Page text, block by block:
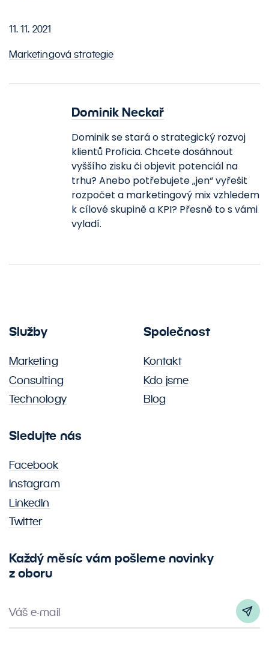
Marketingová strategie
11. 11. 2021
Dominik Neckař
Dominik se stará o strategický rozvoj
klientů Proficia. Chcete dosáhnout
vyššího zisku či objevit potenciál na
trhu? Anebo potřebujete „jen“ vyřešit
rozpočet a marketingový mix vzhledem
k cílové skupině a KPI? Přesně to s vámi
vyladí.
Služby
Marketing
Consulting
Technology
Společnost
Kontakt
Kdo jsme
Blog
Sledujte nás
Facebook
Instagram
LinkedIn
Twitter
Každý měsíc vám pošleme novinky
z oboru
Váš e-mail